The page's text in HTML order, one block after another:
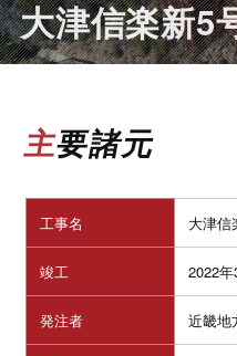
大津信楽新5
主要諸元
工事名 大津信
竣工 2022年
発注者 近畿地